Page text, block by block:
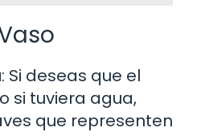
: Si deseas que el
si tuviera agua,
que representen